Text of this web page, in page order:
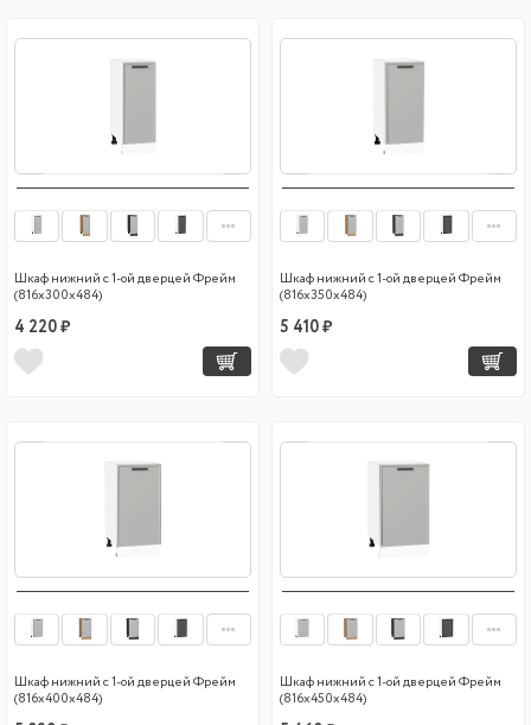
Шкаф нижний с 1-ой дверцей Фрейм
(816х300х484)
4 220 ₽
Шкаф нижний с 1-ой дверцей Фрейм
(816х350х484)
5 410 ₽
Шкаф нижний с 1-ой дверцей Фрейм
(816х400х484)
Шкаф нижний с 1-ой дверцей Фрейм
(816х450х484)